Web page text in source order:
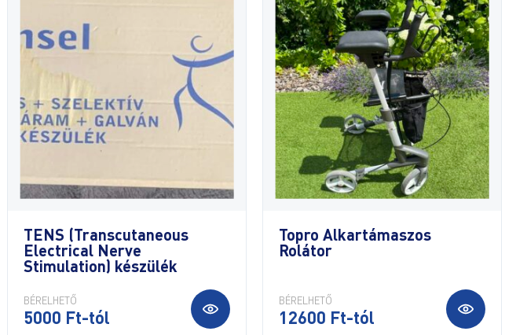
TENS (Transcutaneous
Electrical Nerve
Stimulation) készülék
BÉRELHETŐ
5000 Ft-tól
Topro Alkartámaszos
Rolátor
BÉRELHETŐ
12600 Ft-tól